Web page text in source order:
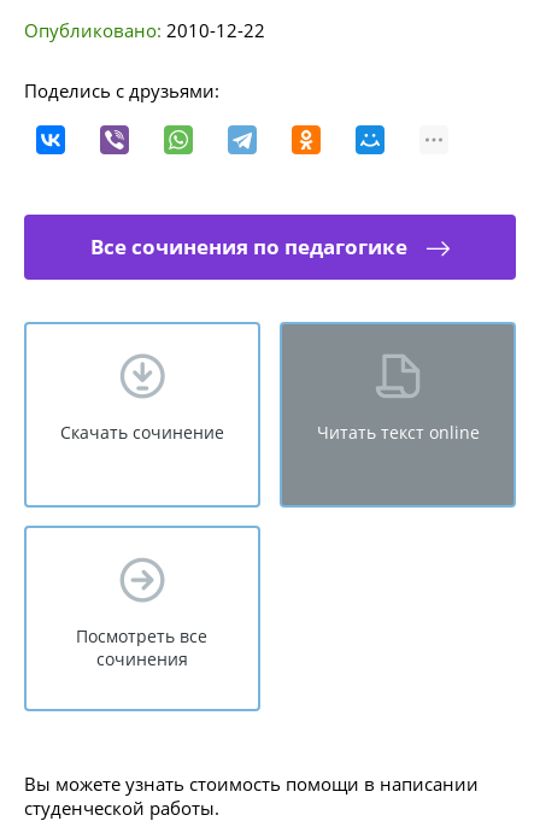
Опубликовано: 2010-12-22
Поделись с друзьями:
Все сочинения по педагогике
Скачать сочинение Читать текст online
Посмотреть все
сочинения
Вы можете узнать стоимость помощи в написании
студенческой работы.